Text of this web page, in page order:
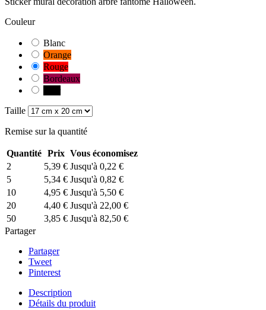
Couleur
Blanc
Orange
Rouge
Bordeaux
Taille
Remise sur la quantité
Quantité Prix Vous économisez
2
5,39 € Jusqu'à 0,22 €
5
5,34 € Jusqu'à 0,82 €
10
4,95 € Jusqu'à 5,50 €
20
4,40 € Jusqu'à 22,00 €
50
3,85 € Jusqu'à 82,50 €
Partager
Partager
Tweet
Pinterest
Description
Détails du produit